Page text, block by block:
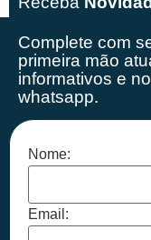
Complete com
primeira mão
informativos e
whatsapp.
Nome:
Email: